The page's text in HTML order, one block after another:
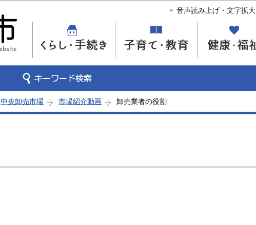
このページの本文へ移動
音声読み上げ・文字拡大
中央卸売市場 市場紹介動画 卸売業者の役割